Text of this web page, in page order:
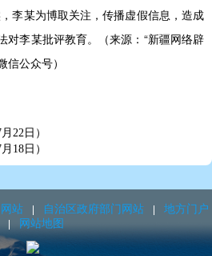
李某为博取关注，传播虚假信息，造成
对李某批评教育。（来源：“新疆网络辟
信公众号）
22日）
18日）
站 自治区政府部门网站
地方门户
网站地图